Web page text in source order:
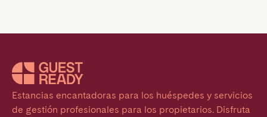
Estancias encantadoras para los huéspedes y servicios
de gestión profesionales para los propietarios. Disfruta